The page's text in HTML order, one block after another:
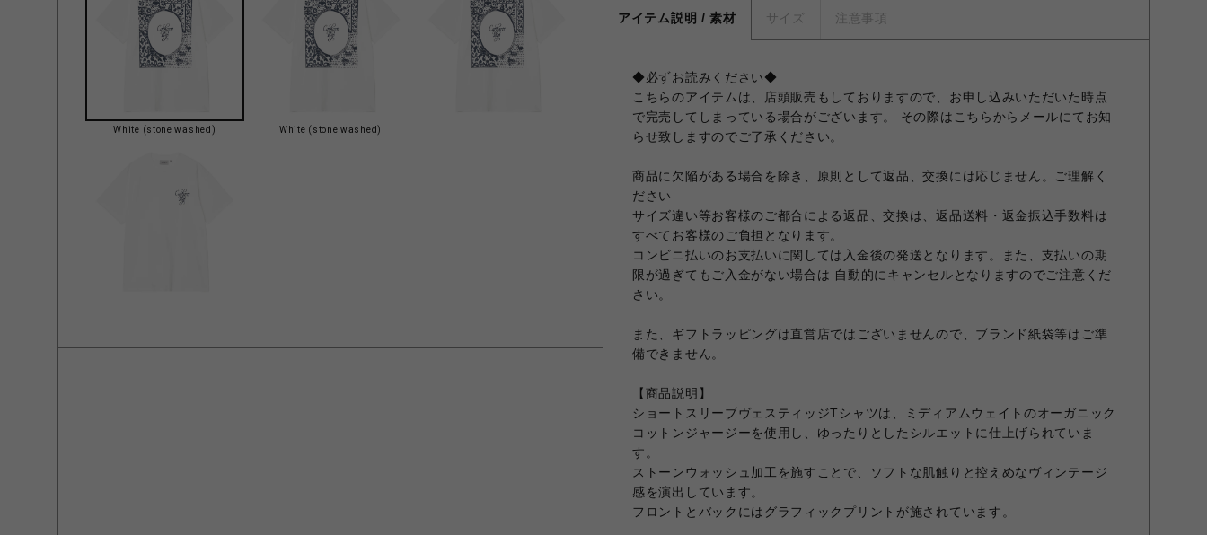
White (stone washed) White (stone washed)
アイテム説明 / 素材 サイズ 注意事項
◆必ずお読みください◆
こちらのアイテムは、店頭販売もしておりますので、お申し込みいただいた時点
で完売してしまっている場合がございます。 その際はこちらからメールにてお知
らせ致しますのでご了承ください。
商品に欠陥がある場合を除き、原則として返品、交換には応じません。ご理解く
ださい
サイズ違い等お客様のご都合による返品、交換は、返品送料・返金振込手数料は
すべてお客様のご負担となります。
コンビニ払いのお支払いに関しては入金後の発送となります。また、支払いの期
限が過ぎてもご入金がない場合は 自動的にキャンセルとなりますのでご注意くだ
さい。
また、ギフトラッピングは直営店ではございませんので、ブランド紙袋等はご準
備できません。
【商品説明】
ショートスリーブヴェスティッジTシャツは、ミディアムウェイトのオーガニック
コットンジャージーを使用し、ゆったりとしたシルエットに仕上げられていま
す。
ストーンウォッシュ加工を施すことで、ソフトな肌触りと控えめなヴィンテージ
感を演出しています。
フロントとバックにはグラフィックプリントが施されています。